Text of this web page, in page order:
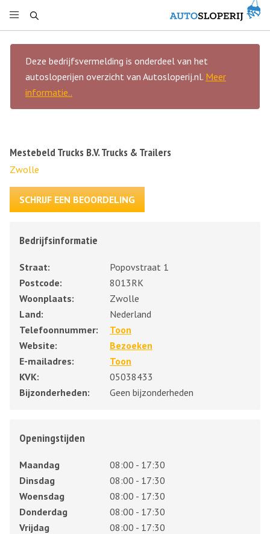
Deze bedrijfsvermelding is onderdeel van het
autosloperijen overzicht van Autosloperij.nl. Meer
informatie..
Mestebeld Trucks B.V. Trucks & Trailers
Zwolle
SCHRIJF EEN BEOORDELING
Bedrijfsinformatie
Straat:
Popovstraat 1
Postcode:
8013RK
Woonplaats:
Zwolle
Land:
Nederland
Telefoonnummer:
Toon
Website:
Bezoeken
E-mailadres:
Toon
KVK:
05038433
Bijzonderheden:
Geen bijzonderheden
Openingstijden
Maandag
08:00 - 17:30
Dinsdag
08:00 - 17:30
Woensdag
08:00 - 17:30
Donderdag
08:00 - 17:30
Vrijdag
08:00 - 17:30